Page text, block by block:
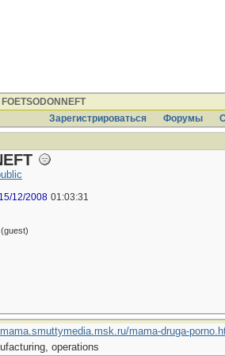
Зарегистрироваться
Форумы
15/12/2008 01:03:31
(guest)
mama-druga-
operations